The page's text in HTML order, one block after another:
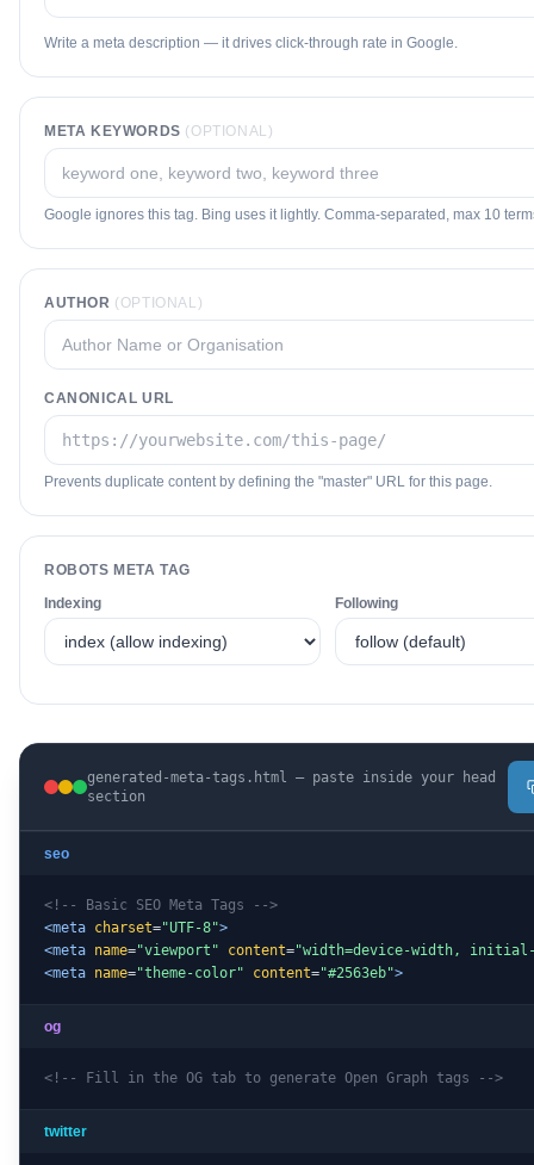
Write a meta description — it drives click-through rate in Google.
META KEYWORDS (OPTIONAL)
Google ignores this tag. Bing uses it lightly. Comma-separated, max 10
AUTHOR (OPTIONAL)
CANONICAL URL
Prevents duplicate content by defining the "master" URL for this page.
ROBOTS META TAG
Indexing
Following
generated-meta-tags.html — paste inside your head
section
seo
<!-- Basic SEO Meta Tags -->
<meta charset="UTF-8">
<meta name="viewport" content="width=device-width, initial-
<meta name="theme-color" content="#2563eb">
og
<!-- Fill in the OG tab to generate Open Graph tags -->
twitter